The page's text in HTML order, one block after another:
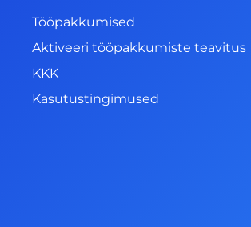
Tööpakkumised
Aktiveeri tööpakkumiste teavitus
KKK
Kasutustingimused